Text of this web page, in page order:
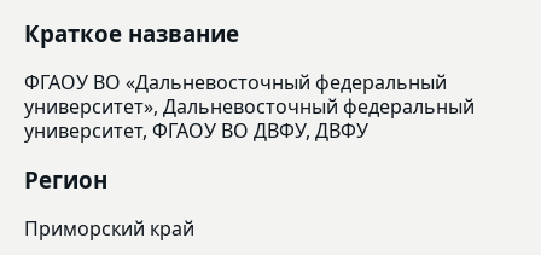
Краткое название
ФГАОУ ВО «Дальневосточный федеральный
университет», Дальневосточный федеральный
университет, ФГАОУ ВО ДВФУ, ДВФУ
Регион
Приморский край